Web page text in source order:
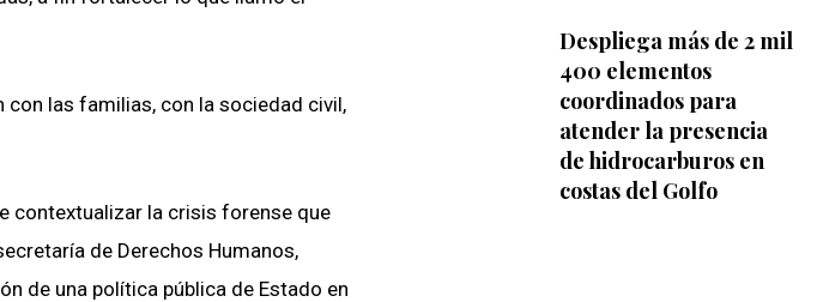
las familias, con la sociedad civil,
contextualizar la crisis forense que
de Derechos Humanos,
de una política pública de Estado en
Despliega más de 2 mil
400 elementos
coordinados para
atender la presencia
de hidrocarburos en
costas del Golfo